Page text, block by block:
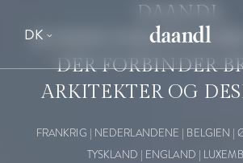
DK
DAANDL,
DER FORBINDER
ARKITEKTER OG
FRANKRIG | NEDERLANDENE | BELGIEN |
TYSKLAND | ENGLAND |